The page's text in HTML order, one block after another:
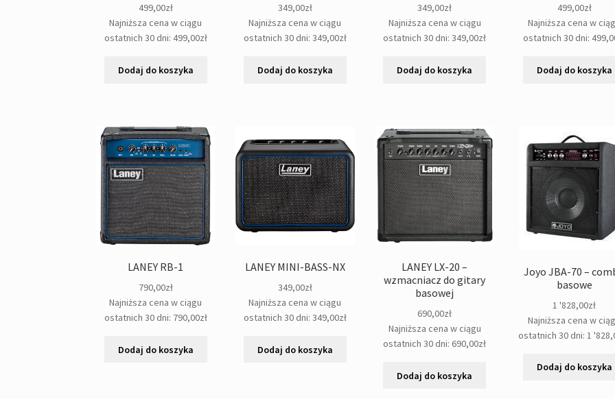
499,00zł
Najniższa cena w ciągu
ostatnich 30 dni: 499,00zł
Dodaj do koszyka
349,00zł
Najniższa cena w ciągu
ostatnich 30 dni: 349,00zł
Dodaj do koszyka
349,00zł
Najniższa cena w ciągu
ostatnich 30 dni:349,00zł
Dodaj do koszyka
499,00zł
Najniższa cena w
ostatnich 30 dni:
Dodaj do koszyka
LANEY RB-1
790,00zł
Najniższa cena w ciągu
ostatnich 30 dni: 790,00zł
Dodaj do koszyka
LANEY MINI-BASS-NX
349,00zł
Najniższa cena w ciągu
ostatnich 30 dni: 349,00zł
Dodaj do koszyka
LANEY LX-20 –
wzmacniacz do gitary
basowej
690,00zł
Najniższa cena w ciągu
ostatnich 30 dni: 690,00zł
Dodaj do koszyka
Joyo JBA-70 –
basowe
1 '828,00zł
Najniższa cena w
ostatnich 30 dni: 1
Dodaj do koszyka